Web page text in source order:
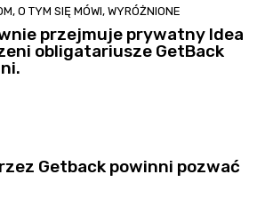
, O TYM SIĘ MÓWI, WYRÓŻNIONE
przejmuje prywatny Idea
obligatariusze GetBack
Getback powinni pozwać